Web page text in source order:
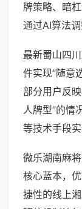
牌策略、暗
通过AI算法调
最新蜀山四
件实现“随意
部分用户反
人牌型”的情
等技术手段实
微乐湖南麻
核心蓝本，
捷性的线上